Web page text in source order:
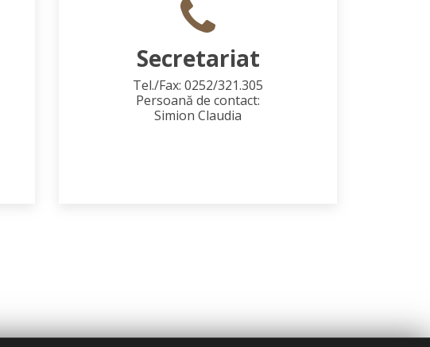
Secretariat
Tel./Fax: 0252/321.305
Persoană de contact:
Simion Claudia